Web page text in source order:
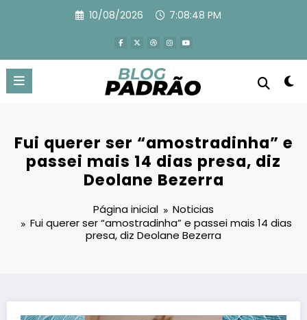
10/08/2026 7:08:50 PM
Fui querer ser “amostradinha” e
passei mais 14 dias presa, diz
Deolane Bezerra
Página inicial
Noticias
Fui querer ser “amostradinha” e passei mais 14 dias
presa, diz Deolane Bezerra